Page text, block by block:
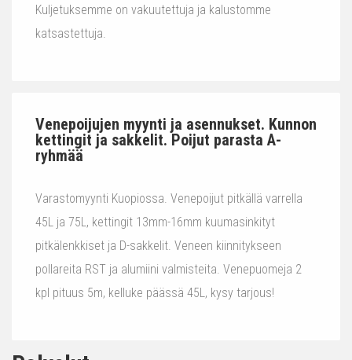
Kuljetuksemme on vakuutettuja ja kalustomme
katsastettuja.
Venepoijujen myynti ja asennukset. Kunnon
kettingit ja sakkelit. Poijut parasta A-
ryhmää
Varastomyynti Kuopiossa. Venepoijut pitkällä varrella
45L ja 75L, kettingit 13mm-16mm kuumasinkityt
pitkälenkkiset ja D-sakkelit. Veneen kiinnitykseen
pollareita RST ja alumiini valmisteita. Venepuomeja 2
kpl pituus 5m, kelluke päässä 45L, kysy tarjous!